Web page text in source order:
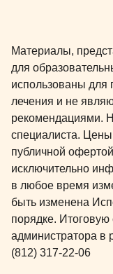
Материалы,
для
использованы для
лечения и не
рекомендациями.
специалиста.
публичной
исключительно
в любое время
быть изменена
порядке. Итоговую
администратора в
(812) 317-22-06